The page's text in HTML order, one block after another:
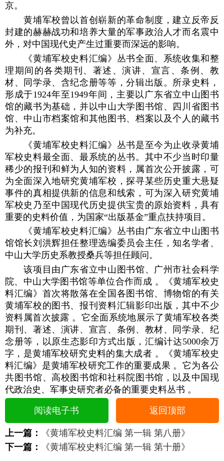
京。
黄埔军校曾以首创崭新的革命制度，建立反帝反
封建的赫赫战功和培养大量的军事政治人才而名震中
外，对中国现代史产生过重要而深远的影响。
《黄埔军校史料汇编》丛书全面、系统收集和整
理期间的各类期刊、著述、演讲、宣言、条例、教
材、同学录、含纪念册等等，分辑出版。所录史料，
形成于1924年至1949年间，主要以广东省立中山图书
馆的藏书为基础，并以中山大学图书馆、四川省图书
馆、中山市档案馆和其他图书、档案以及个人的藏书
为补充。
《黄埔军校史料汇编》丛书是至今为止收录黄埔
军校史料最全面、最系统的丛书。其中不少当时印量
稀少的报刊和鲜为人知的资料，属首次公开披露，可
为全面深入地研究黄埔军校，探寻某些历史重大悬疑
事件的真相提供新的信息和线索，可为深入研究黄埔
军校史乃至中国现代历史提供宝贵的原始资料，具有
重要的史料价值，为国家“出版基金”重点扶持项目。
《黄埔军校史料汇编》丛书由广东省立中山图书
馆馆长刘洪辉担任整理选编委员会主任，知名学者、
中山大学历史系教授桑兵等担任顾问。
该项目由广东省立中山图书馆、广州市社会科学
院、中山大学图书馆等单位合作而成 。《黄埔军校史
料汇编》首次将散落在全国各图书馆、博物馆的有关
黄埔军校的图书、报刊资料汇辑影印出版，其中不少
资料属首次披露 。它全面系统地展示了黄埔军校各类
期刊、著述、演讲、宣言、条例、教材、同学录、纪
念册等，以原生态影印方式出版，汇编计达5000余万
字，是黄埔军校研究史料的集大成者 。《黄埔军校史
料汇编》是黄埔军校研究工作的重要成果 。它为各公
共图书馆、高校图书馆和社科院图书馆，以及中国现
代政治史、军事史研究者必备的重要史料丛书 。
阅读电子书 返回顶部
上一篇：
《黄埔军校史料汇编 第一辑 第八册》
下一篇：
《黄埔军校史料汇编 第一辑 第十册》